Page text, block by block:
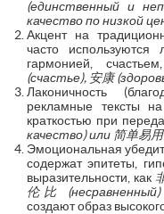
(единственный и
качество по низкой
Акцент на
часто используются
гармонией,
(счастье), 安康
Лаконичность
рекламные тексты
краткостью при
качество) или 简单易用
Эмоциональная
содержат эпитеты,
выразительности, как
伦比
(несравненный)
создают образ